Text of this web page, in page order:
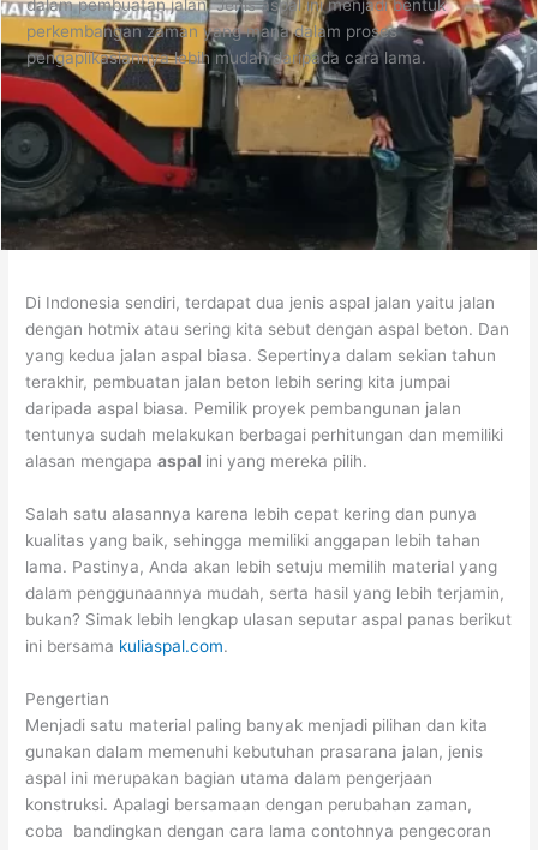
dalam pembuatan jalan. Jenis aspal ini menjadi bentuk
perkembangan zaman yang mana dalam proses
pengaplikasiannya lebih mudah daripada cara lama.
Di Indonesia sendiri, terdapat dua jenis aspal jalan yaitu jalan
dengan hotmix atau sering kita sebut dengan aspal beton. Dan
yang kedua jalan aspal biasa. Sepertinya dalam sekian tahun
terakhir, pembuatan jalan beton lebih sering kita jumpai
daripada aspal biasa. Pemilik proyek pembangunan jalan
tentunya sudah melakukan berbagai perhitungan dan memiliki
alasan mengapaaspal ini yang mereka pilih.
Salah satu alasannya karena lebih cepat kering dan punya
kualitas yang baik, sehingga memiliki anggapan lebih tahan
lama. Pastinya, Anda akan lebih setuju memilih material yang
dalam penggunaannya mudah, serta hasil yang lebih terjamin,
bukan? Simak lebih lengkap ulasan seputar aspal panas berikut
ini bersama kuliaspal.com.
Pengertian
Menjadi satu material paling banyak menjadi pilihan dan kita
gunakan dalam memenuhi kebutuhan prasarana jalan, jenis
aspal ini merupakan bagian utama dalam pengerjaan
konstruksi. Apalagi bersamaan dengan perubahan zaman,
coba bandingkan dengan cara lama contohnya pengecoran